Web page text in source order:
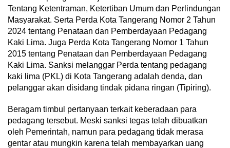
Tentang Ketentraman, Ketertiban Umum dan Perlindungan
Masyarakat. Serta Perda Kota Tangerang Nomor 2 Tahun
2024 tentang Penataan dan Pemberdayaan Pedagang
Kaki Lima. Juga Perda Kota Tangerang Nomor 1 Tahun
2015 tentang Penataan dan Pemberdayaan Pedagang
Kaki Lima. Sanksi melanggar Perda tentang pedagang
kaki lima (PKL) di Kota Tangerang adalah denda, dan
pelanggar akan disidang tindak pidana ringan (Tipiring).
Beragam timbul pertanyaan terkait keberadaan para
pedagang tersebut. Meski sanksi tegas telah dibuatkan
oleh Pemerintah, namun para pedagang tidak merasa
gentar atau mungkin karena telah membayarkan uang